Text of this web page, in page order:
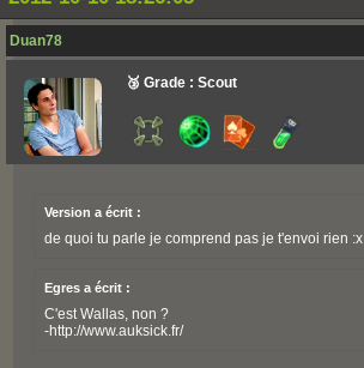
Duan78
🥉 Grade : Scout
Version a écrit :
de quoi tu parle je comprend pas je t'envoi rien :x
Egres a écrit :
C'est Wallas, non ?
-http://www.auksick.fr/